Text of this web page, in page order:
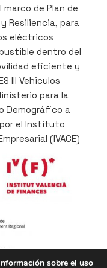
sobre el uso
marco de Plan de
Resiliencia, para
eléctricos
dentro del
eficiente y
III Vehiculos
para la
Demográfico a
el Instituto
(IVACE)